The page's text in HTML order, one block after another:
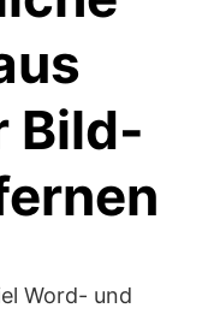
Bild-
Word- und